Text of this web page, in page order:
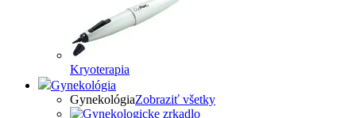
Kryoterapia
Gynekológia
GynekológiaZobraziť všetky